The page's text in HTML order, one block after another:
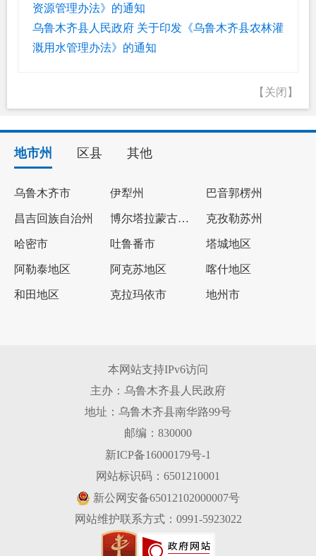
资源管理办法》的通知
乌鲁木齐县人民政府 关于印发《乌鲁木齐县农林灌
溉用水管理办法》的通知
【关闭】
地市州 区县 其他
乌鲁木齐市 伊犁州 巴音郭楞州
昌吉回族自治州 博尔塔拉蒙古自治州 克孜勒苏州
哈密市 吐鲁番市 塔城地区
阿勒泰地区 阿克苏地区 喀什地区
和田地区 克拉玛依市 地州市
本网站支持IPv6访问
主办：乌鲁木齐县人民政府
地址：乌鲁木齐县南华路99号
邮编：830000
新ICP备16000179号-1
网站标识码：6501210001
新公网安备65012102000007号
网站维护联系方式：0991-5923022